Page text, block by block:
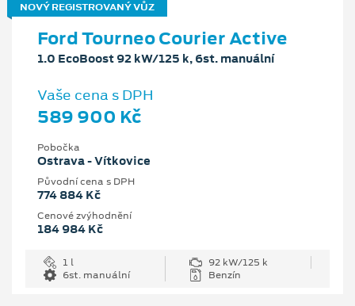
NOVÝ REGISTROVANÝ VŮZ
Ford Tourneo Courier Active
1.0 EcoBoost 92 kW/125 k, 6st. manuální
Vaše cena s DPH
589 900 Kč
Pobočka
Ostrava - Vítkovice
Původní cena s DPH
774 884 Kč
Cenové zvýhodnění
184 984 Kč
1 l
92 kW/125 k
6st. manuální
Benzín